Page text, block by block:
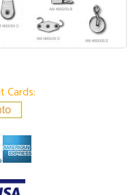
Cards: